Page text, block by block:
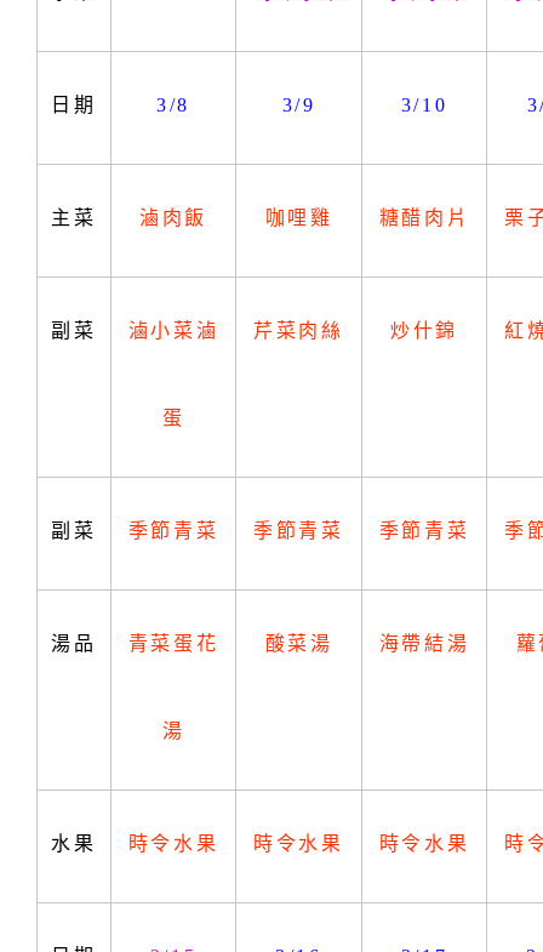
日期 3/8 3/9 3/10
主菜 滷肉飯 咖哩雞 糖醋肉片 栗
副菜 滷小菜滷
蛋
芹菜肉絲 炒什錦 紅
副菜 季節青菜 季節青菜 季節青菜 季
湯品 青菜蛋花
湯
酸菜湯 海帶結湯 蘿
水果 時令水果 時令水果 時令水果 時